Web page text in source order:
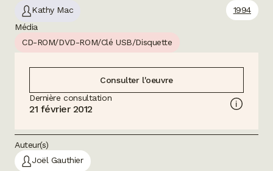
Kathy Mac
1994
Média
CD-ROM/DVD-ROM/Clé USB/Disquette
Consulter l'oeuvre
Dernière consultation
21 février 2012
Auteur(s)
Joël Gauthier